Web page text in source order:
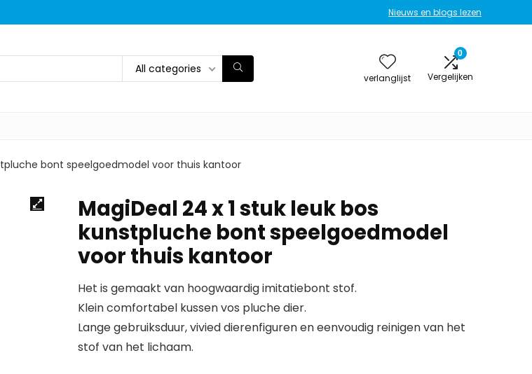
Nieuws en blogs lezen
All categories
verlanglijst
0
Vergelijken
bont speelgoedmodel voor thuis kantoor
MagiDeal 24 x 1 stuk leuk bos
kunstpluche bont speelgoedmodel
voor thuis kantoor
Het is gemaakt van hoogwaardig imitatiebont stof.
Klein comfortabel kussen vos pluche dier.
Lange gebruiksduur, vivied dierenfiguren en eenvoudig reinigen van het
stof van het lichaam.